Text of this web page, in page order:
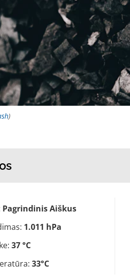
)
Pagrindinis Aiškus
1.011 hPa
37 °C
33°C